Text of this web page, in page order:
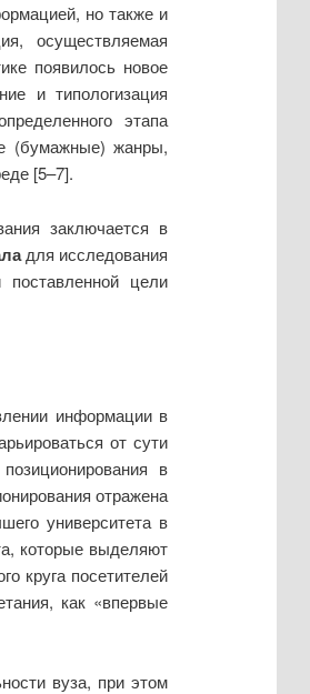
но также и
осуществляемая
появилось новое
и типологизация
этапа
(бумажные) жанры,
[5–7].
заключается в
для исследования
поставленной цели
информации в
от сути
в
отражена
университета в
которые выделяют
круга посетителей
как «впервые
вуза, при этом